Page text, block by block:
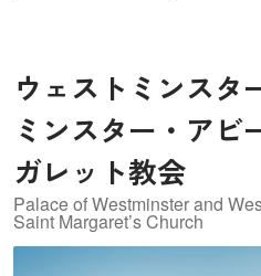
ウェストミンスタ
ミンスター・アビ
ガレット教会
Palace of Westminster and
Saint Margaret’s Church